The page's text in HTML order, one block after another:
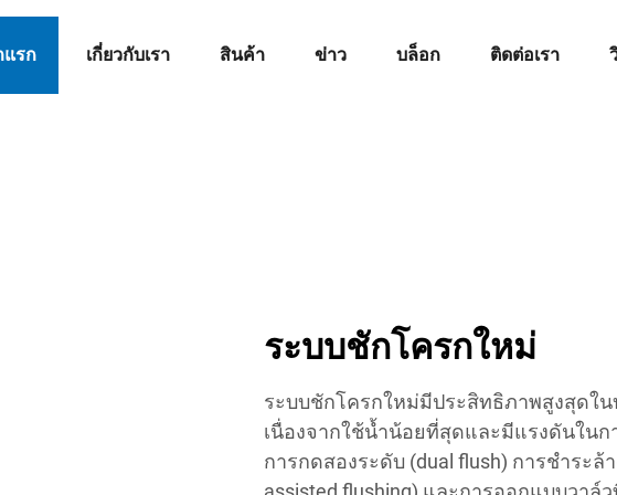
รก เกี่ยวกับเรา สินค้า ข่าว บล็อก ติดต่อเรา
ระบบชักโครกใหม่
ระบบชักโครกใหม่มีประสิทธิภาพสูงสุดใ
เนื่องจากใช้น้ำน้อยที่สุดและมีแรงดันในก
การกดสองระดับ (dual flush) การชำระล้